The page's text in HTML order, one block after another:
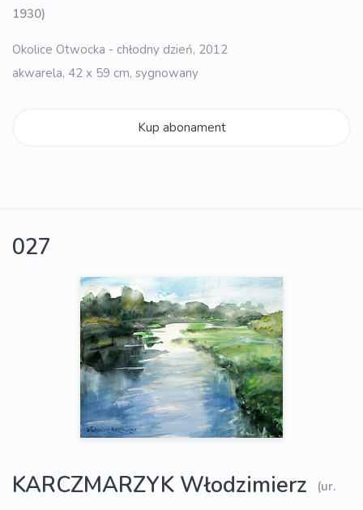
1930)
Okolice Otwocka - chłodny dzień, 2012
akwarela, 42 x 59 cm, sygnowany
Kup abonament
027
KARCZMARZYK Włodzimierz
(ur.